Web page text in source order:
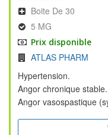
Boite De 30
5 MG
Prix disponible
ATLAS PHARM
Hypertension.
Angor chronique stable.
Angor vasospastique